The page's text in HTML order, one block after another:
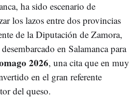
ha sido escenario de
los lazos entre dos provincias
de la Diputación de Zamora,
en Salamanca para
2026, una cita que en muy
en el gran referente
del queso.